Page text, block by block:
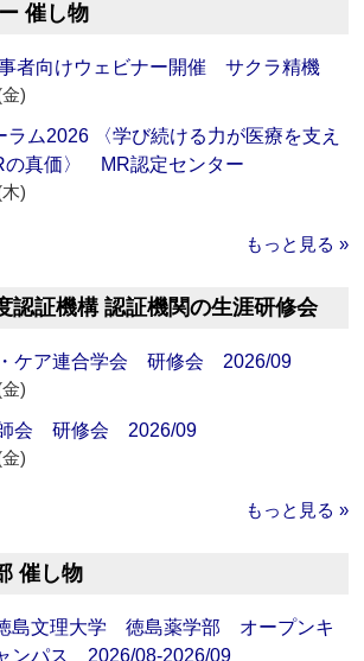
催し物
者向けウェビナー開催 サクラ精機
)
ラム2026 〈学び続ける力が医療を支え
の真価〉 MR認定センター
)
もっと見る »
認証機構 認証機関の生涯研修会
・ケア連合学会 研修会 2026/09
)
師会 研修会 2026/09
)
もっと見る »
催し物
島文理大学 徳島薬学部 オープンキ
ンパス 2026/08-2026/09